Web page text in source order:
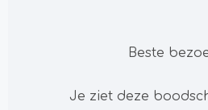
Beste
Je ziet deze